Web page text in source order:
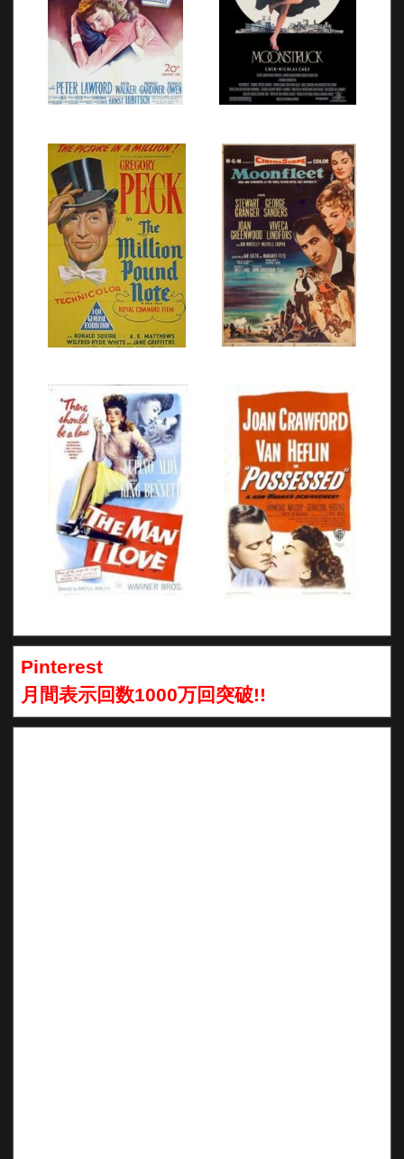
Pinterest
月間表示回数1000万回突破!!